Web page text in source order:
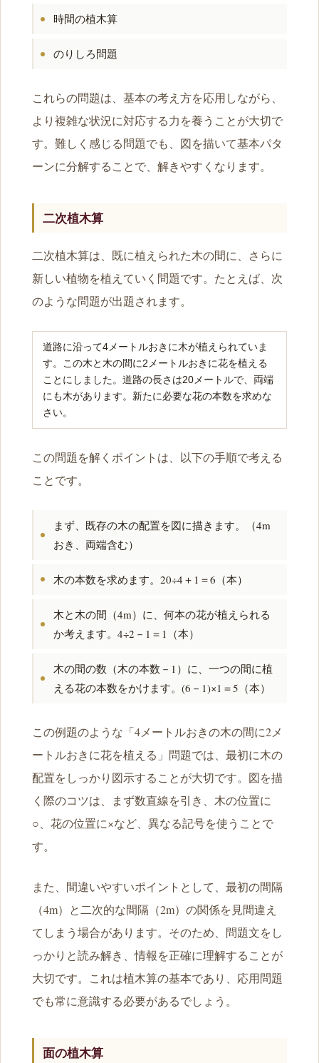
時間の植木算
のりしろ問題
これらの問題は、基本の考え方を応用しながら、
より複雑な状況に対応する力を養うことが大切で
す。難しく感じる問題でも、図を描いて基本パタ
ーンに分解することで、解きやすくなります。
二次植木算
二次植木算は、既に植えられた木の間に、さらに
新しい植物を植えていく問題です。たとえば、次
のような問題が出題されます。
道路に沿って4メートルおきに木が植えられていま
す。この木と木の間に2メートルおきに花を植える
ことにしました。道路の長さは20メートルで、両端
にも木があります。新たに必要な花の本数を求めな
さい。
この問題を解くポイントは、以下の手順で考える
ことです。
まず、既存の木の配置を図に描きます。（4m
おき、両端含む）
木の本数を求めます。20÷4＋1＝6（本）
木と木の間（4m）に、何本の花が植えられる
か考えます。4÷2－1＝1（本）
木の間の数（木の本数－1）に、一つの間に植
える花の本数をかけます。(6－1)×1＝5（本）
この例題のような「4メートルおきの木の間に2メ
ートルおきに花を植える」問題では、最初に木の
配置をしっかり図示することが大切です。図を描
く際のコツは、まず数直線を引き、木の位置に
○、花の位置に×など、異なる記号を使うことで
す。
また、間違いやすいポイントとして、最初の間隔
（4m）と二次的な間隔（2m）の関係を見間違え
てしまう場合があります。そのため、問題文をし
っかりと読み解き、情報を正確に理解することが
大切です。これは植木算の基本であり、応用問題
でも常に意識する必要があるでしょう。
面の植木算